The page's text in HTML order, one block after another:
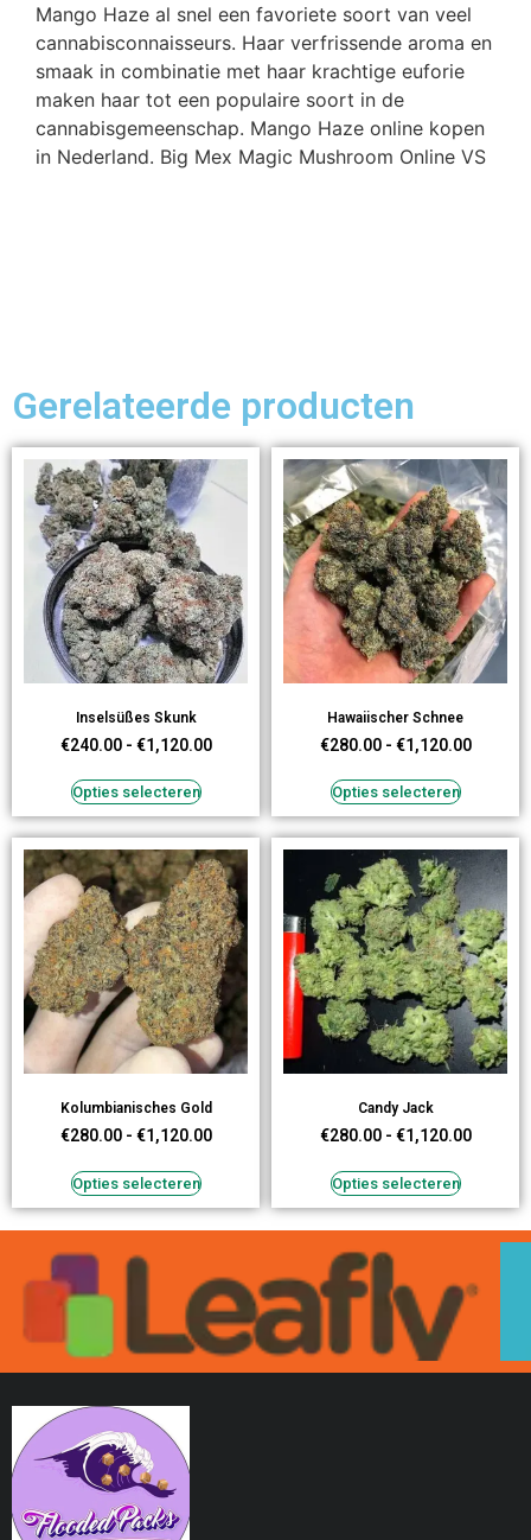
Mango Haze al snel een favoriete soort van veel
cannabisconnaisseurs. Haar verfrissende aroma en
smaak in combinatie met haar krachtige euforie
maken haar tot een populaire soort in de
cannabisgemeenschap. Mango Haze online kopen
in Nederland. Big Mex Magic Mushroom Online VS
Gerelateerde producten
Inselsüßes Skunk
€240.00 - €1,120.00
Opties selecteren
Hawaiischer Schnee
€280.00 - €1,120.00
Opties selecteren
Kolumbianisches Gold
€280.00 - €1,120.00
Opties selecteren
Candy Jack
€280.00 - €1,120.00
Opties selecteren